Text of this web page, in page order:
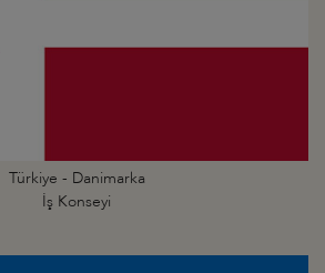
Türkiye - Danimarka
İş Konseyi